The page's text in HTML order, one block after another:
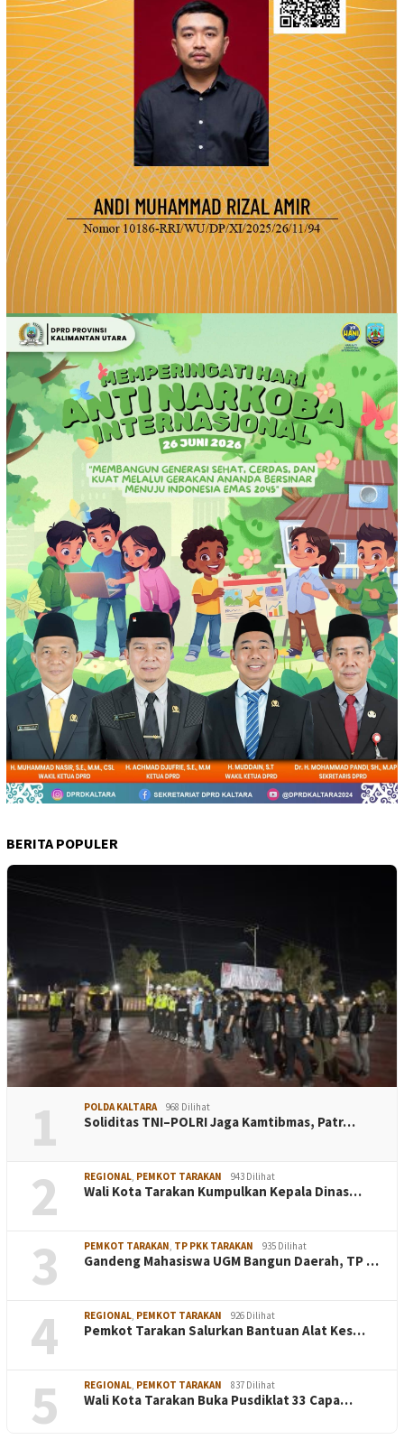
BERITA POPULER
1 POLDA KALTARA 968 Dilihat
Soliditas TNI–POLRI Jaga Kamtibmas, Patr…
2 REGIONAL PEMKOT TARAKAN 943 Dilihat
Wali Kota Tarakan Kumpulkan Kepala Dinas…
3 PEMKOT TARAKAN TP PKK TARAKAN 935 Dilihat
Gandeng Mahasiswa UGM Bangun Daerah, TP …
4 REGIONAL PEMKOT TARAKAN 926 Dilihat
Pemkot Tarakan Salurkan Bantuan Alat Kes…
5 REGIONAL PEMKOT TARAKAN 837 Dilihat
Wali Kota Tarakan Buka Pusdiklat 33 Capa…